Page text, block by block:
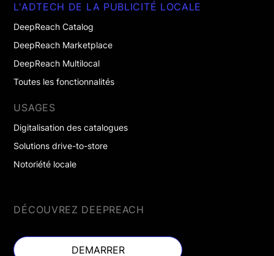
L'ADTECH DE LA PUBLICITÉ LOCALE
DeepReach Catalog
DeepReach Marketplace
DeepReach Multilocal
Toutes les fonctionnalités
USAGES
Digitalisation des catalogues
Solutions drive-to-store
Notoriété locale
DÉCOUVREZ DEEPREACH
DEMARRER